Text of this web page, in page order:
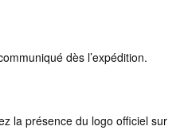
dès l’expédition.
la présence du logo officiel sur